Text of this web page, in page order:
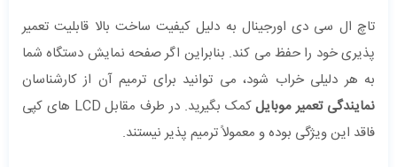
تاچ ال‌ سی ‌‌دی اورجینال به دلیل کیفیت ساخت بالا قابلیت تعمیر
پذیری خود را حفظ می‌ کند. بنابراین اگر صفحه نمایش دستگاه شما
به هر دلیلی خراب شود، می ‌توانید برای ترمیم آن از کارشناسان
نمایندگی تعمیر موبایل
کمک بگیرید. در طرف مقابل LCD های کپی
فاقد این ویژگی بوده و معمولاً ترمیم پذیر نیستند.